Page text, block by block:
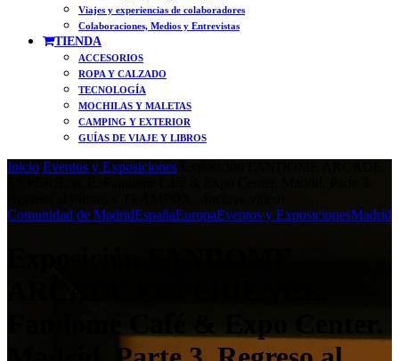
Viajes y experiencias de colaboradores
Colaboraciones, Medios y Entrevistas
TIENDA
ACCESORIOS
ROPA Y CALZADO
TECNOLOGÍA
MOCHILAS Y MALETAS
CAMPING Y EXTERIOR
GUÍAS DE VIAJE Y LIBROS
Inicio Eventos y Exposiciones
Comunidad de MadridEspañaEuropaEventos y ExposicionesMadrid